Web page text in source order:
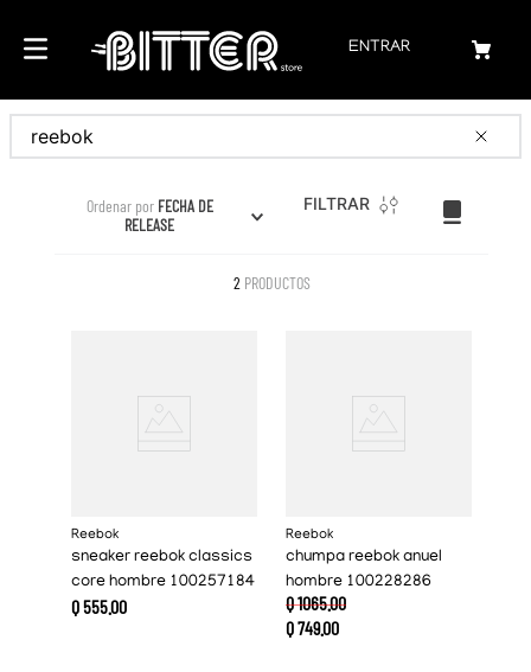
ENTRAR
Buscar
Ordenar por FECHA DE
RELEASE
FILTRAR
2 PRODUCTOS
Reebok
sneaker reebok classics
core hombre 100257184
Q555.00
Reebok
chumpa reebok anuel
hombre 100228286
Q1065.00
Q749.00